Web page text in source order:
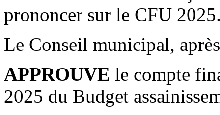
prononcer sur le CFU
Le Conseil municipal,
APPROUVE le compte
2025 du Budget